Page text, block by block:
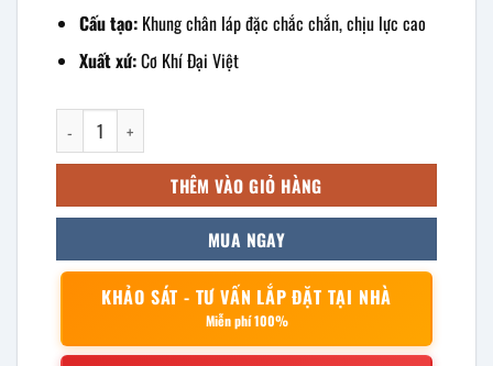
Cấu tạo:Khung chân láp đặc chắc chắn, chịu lực cao
Xuất xứ:Cơ Khí Đại Việt
kệ gia vị sole 2 tầng chân láp 12x15x40cm số lượng
THÊM VÀO GIỎ HÀNG
MUA NGAY
KHẢO SÁT - TƯ VẤN LẮP ĐẶT TẠI NHÀ
Miễn phí 100%